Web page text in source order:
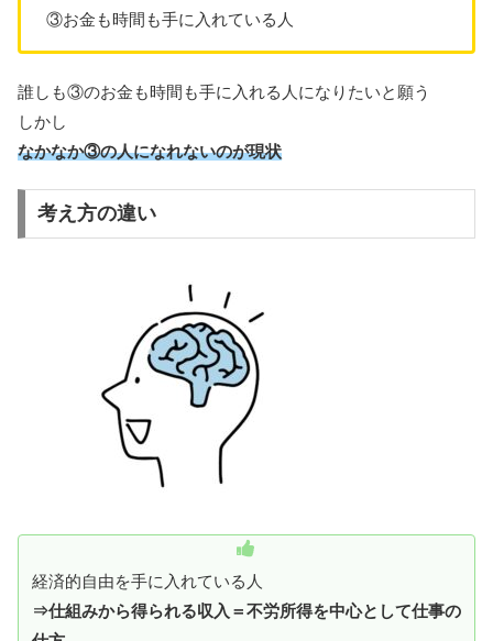
③お金も時間も手に入れている人
誰しも③のお金も時間も手に入れる人になりたいと願う
しかし
なかなか③の人になれないのが現状
考え方の違い
経済的自由を手に入れている人
⇒仕組みから得られる収入＝不労所得を中心として仕事の